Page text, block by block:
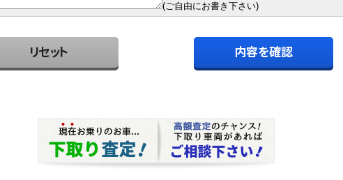
(ご自由にお書き下さい)